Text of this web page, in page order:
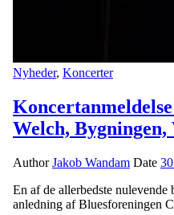
Nyheder, Koncerter
Welch, Bygningen,
AuthorJakob Wandam Date
En af de allerbedste nulevende
anledning af Bluesforeningen